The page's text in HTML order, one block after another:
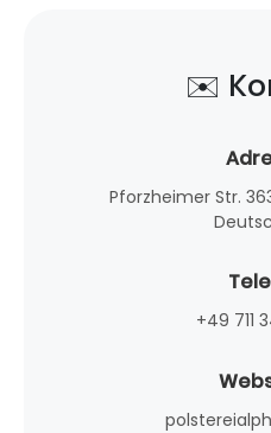
✉️
Pforzheimer Str.
+49 711